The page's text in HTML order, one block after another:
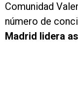
Comunidad
número de
Madrid lidera